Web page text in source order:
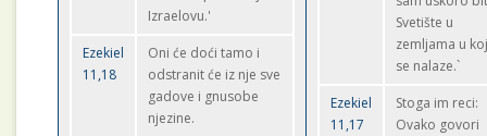
Izraelovu.'
Ezekiel
11,18
Oni će doći tamo i
odstranit će iz nje sve
gadove i gnusobe
njezine.
Svetište u
zemljama u
se nalaze.`
Ezekiel
11,17
Stoga im reci:
Ovako govori